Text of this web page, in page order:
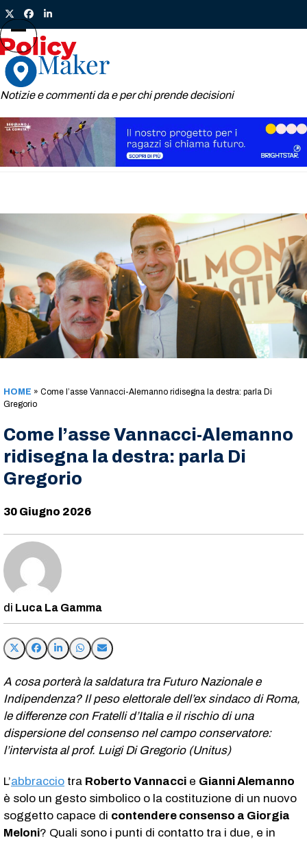
Skip
to
content
TwitterFacebook
LinkedIn
Notizie e commenti da e per chi prende decisioni
Open
mobile
menu
Close
mobile
menu
HOME » Come l’asse Vannacci-Alemanno ridisegna la destra: parla Di
Gregorio
Come l’asse Vannacci-Alemanno
ridisegna la destra: parla Di
Gregorio
30 Giugno 2026
Luca La Gamma
A cosa porterà la saldatura tra Futuro Nazionale e
Indipendenza? Il peso elettorale dell’ex sindaco di Roma,
le differenze con Fratelli d’Italia e il rischio di una
dispersione del consenso nel campo conservatore:
l’intervista al prof. Luigi Di Gregorio (Unitus)
L’abbraccio tra Roberto Vannacci e Gianni Alemanno
è solo un gesto simbolico o la costituzione di un nuovo
soggetto capace di contendere consenso a Giorgia
Meloni? Quali sono i punti di contatto tra i due, e in